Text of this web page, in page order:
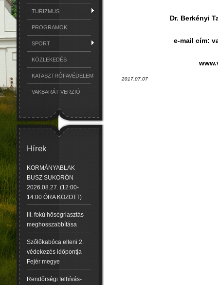
TURIZMUS
PROGRAMOK
SPORT
KÖZLEKEDÉS
KATASZTRÓFAVÉDELEM
VAKBARÁT VERZIÓ
Hírek
KORMÁNYABLAK
BUSZ SUKORÓN
2026.08.27. (12:00-
14:00 ÓRA KÖZÖTT)
III. fokú hőségriasztás
meghosszabbítása
Szőlőkabóca elleni 2.
védekezés időpontja
Fejér megye
Rendőrségi felhívás-
Dr. Berkényi
e-mail cím:
2017.07.07